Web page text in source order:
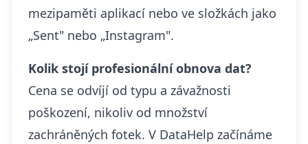
mezipaměti aplikací nebo ve složkách jako
„Sent" nebo „Instagram".
Kolik stojí profesionální obnova dat?
Cena se odvíjí od typu a závažnosti
poškození, nikoliv od množství
zachráněných fotek. V DataHelp začínáme